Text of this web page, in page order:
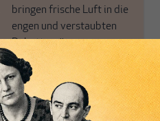
bringen frische Luft in die
engen und verstaubten
Debattenräume.
Brauchen Sie auch frische
Luft? Dann folgen Sie
einfach dem Button.